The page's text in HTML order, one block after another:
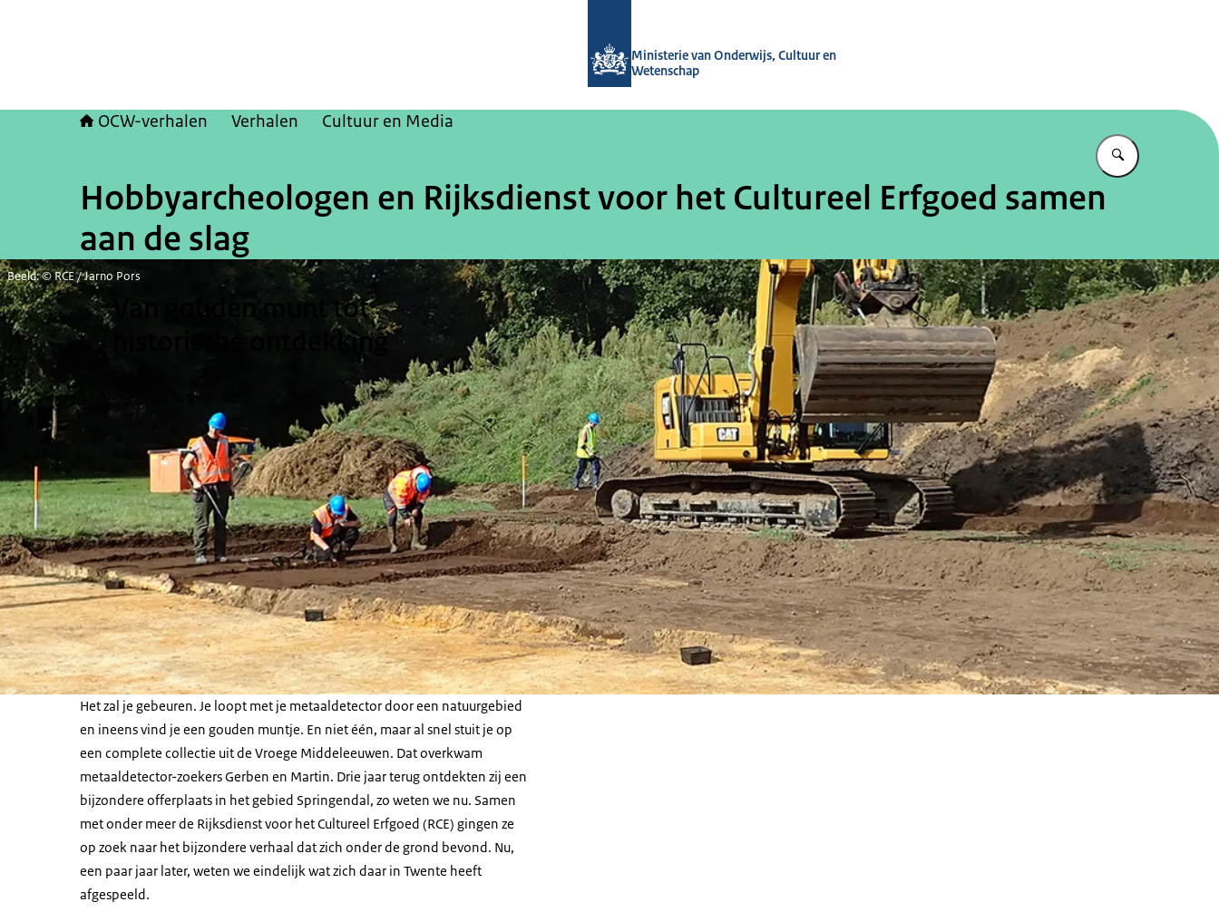
Ministerie van Onderwijs, Cultuur en
Wetenschap
OCW-verhalen Verhalen Cultuur en Media
Vul in wat u
Hobbyarcheologen en Rijksdienst voor het Cultureel Erfgoed samen
aan de slag
Beeld: © RCE / Jarno Pors
Van gouden munt tot
historische ontdekking
Het zal je gebeuren. Je loopt met je metaaldetector door een natuurgebied
en ineens vind je een gouden muntje. En niet één, maar al snel stuit je op
een complete collectie uit de Vroege Middeleeuwen. Dat overkwam
metaaldetector-zoekers Gerben en Martin. Drie jaar terug ontdekten zij een
bijzondere offerplaats in het gebied Springendal, zo weten we nu. Samen
met onder meer de Rijksdienst voor het Cultureel Erfgoed (RCE) gingen ze
op zoek naar het bijzondere verhaal dat zich onder de grond bevond. Nu,
een paar jaar later, weten we eindelijk wat zich daar in Twente heeft
afgespeeld.